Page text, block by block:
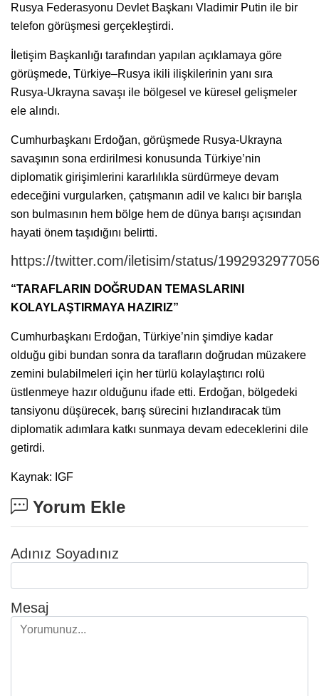
Rusya Federasyonu Devlet Başkanı Vladimir Putin ile bir
telefon görüşmesi gerçekleştirdi.
İletişim Başkanlığı tarafından yapılan açıklamaya göre
görüşmede, Türkiye–Rusya ikili ilişkilerinin yanı sıra
Rusya-Ukrayna savaşı ile bölgesel ve küresel gelişmeler
ele alındı.
Cumhurbaşkanı Erdoğan, görüşmede Rusya-Ukrayna
savaşının sona erdirilmesi konusunda Türkiye’nin
diplomatik girişimlerini kararlılıkla sürdürmeye devam
edeceğini vurgularken, çatışmanın adil ve kalıcı bir barışla
son bulmasının hem bölge hem de dünya barışı açısından
hayati önem taşıdığını belirtti.
https://twitter.com/iletisim/status/
“TARAFLARIN DOĞRUDAN TEMASLARINI
KOLAYLAŞTIRMAYA HAZIRIZ”
Cumhurbaşkanı Erdoğan, Türkiye’nin şimdiye kadar
olduğu gibi bundan sonra da tarafların doğrudan müzakere
zemini bulabilmeleri için her türlü kolaylaştırıcı rolü
üstlenmeye hazır olduğunu ifade etti. Erdoğan, bölgedeki
tansiyonu düşürecek, barış sürecini hızlandıracak tüm
diplomatik adımlara katkı sunmaya devam edeceklerini dile
getirdi.
Kaynak: IGF
Yorum Ekle
Adınız Soyadınız
Mesaj